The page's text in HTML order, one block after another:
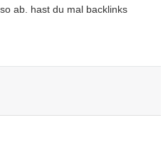
ab. hast du mal backlinks